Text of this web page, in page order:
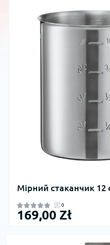
Мірний стаканчик 12
0
169,00 Zł